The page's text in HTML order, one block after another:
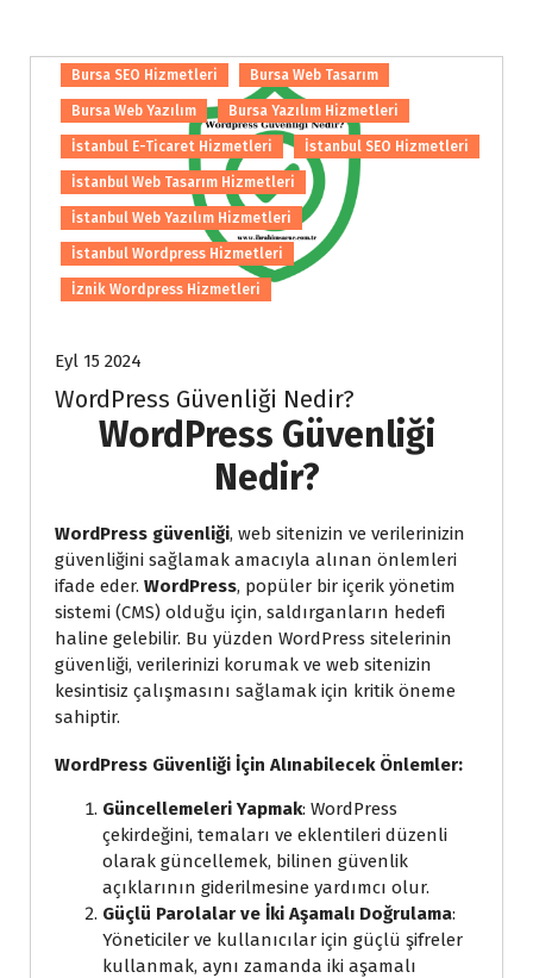
Bursa SEO Hizmetleri Bursa Web Tasarım
Bursa Web Yazılım Bursa Yazılım Hizmetleri
İstanbul E-Ticaret Hizmetleri İstanbul SEO Hizmetleri
İstanbul Web Tasarım Hizmetleri
İstanbul Web Yazılım Hizmetleri
İstanbul Wordpress Hizmetleri
İznik Wordpress Hizmetleri
Eyl 15 2024
WordPress Güvenliği Nedir?
WordPress Güvenliği
Nedir?
WordPress güvenliği, web sitenizin ve verilerinizin
güvenliğini sağlamak amacıyla alınan önlemleri
ifade eder. WordPress, popüler bir içerik yönetim
sistemi (CMS) olduğu için, saldırganların hedefi
haline gelebilir. Bu yüzden WordPress sitelerinin
güvenliği, verilerinizi korumak ve web sitenizin
kesintisiz çalışmasını sağlamak için kritik öneme
sahiptir.
WordPress Güvenliği İçin Alınabilecek Önlemler:
Güncellemeleri Yapmak: WordPress
çekirdeğini, temaları ve eklentileri düzenli
olarak güncellemek, bilinen güvenlik
açıklarının giderilmesine yardımcı olur.
Güçlü Parolalar ve İki Aşamalı Doğrulama:
Yöneticiler ve kullanıcılar için güçlü şifreler
kullanmak, aynı zamanda iki aşamalı